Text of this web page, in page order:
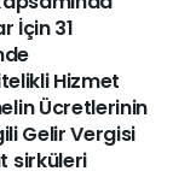
İçin 31
Hizmet
Ücretlerinin
Gelir Vergisi
sirküleri